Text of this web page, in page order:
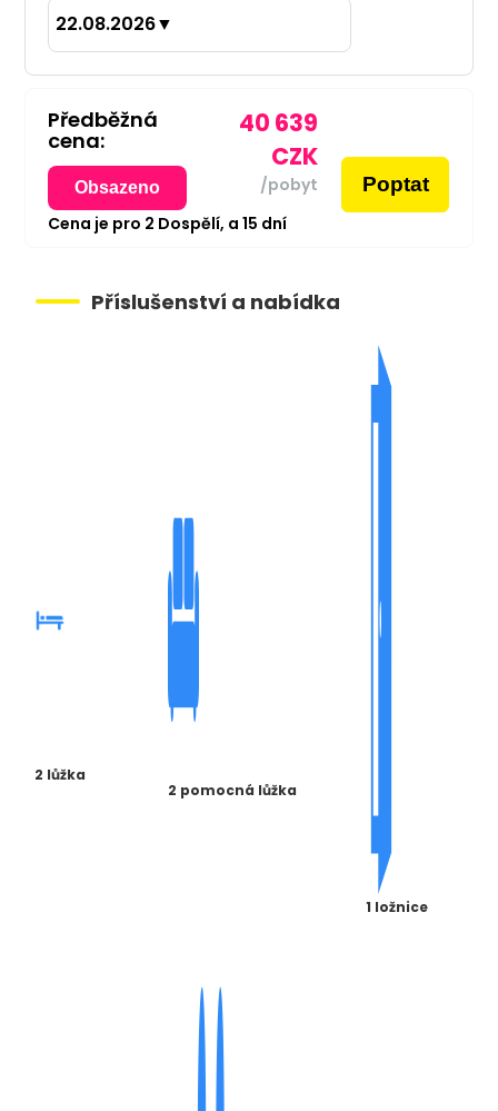
22.08.2026▼
Předběžná
cena:
Obsazeno
40 639
CZK
/pobyt Poptat
Cena je pro 2 Dospělí, a 15 dní
Příslušenství a nabídka
2 lůžka
2 pomocná lůžka
1 ložnice